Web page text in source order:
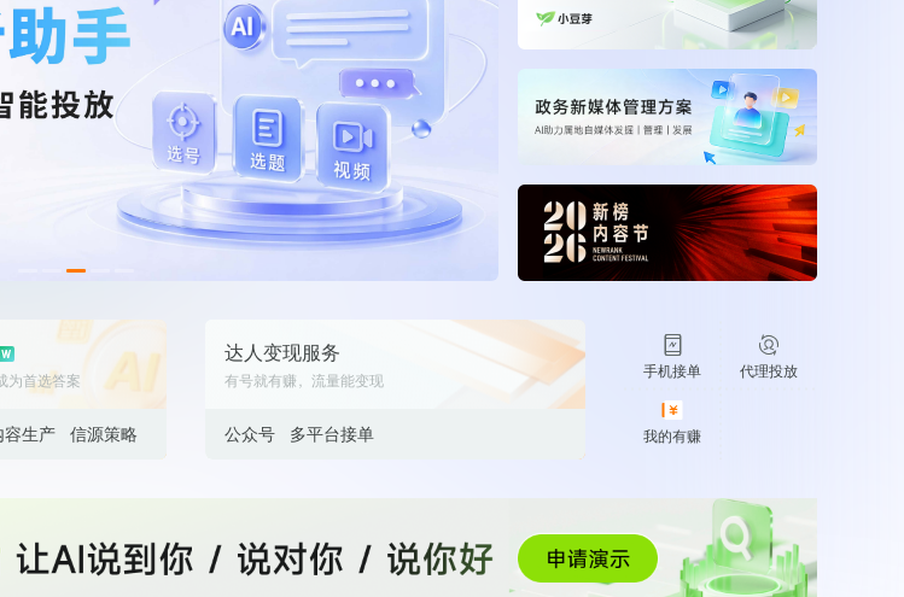
数据生态报告
《内容生态数据报告暨2024展望》
上海市第五届十佳创业新秀
北京市文化创意创新创业大赛100强企业
北京市最具投资价值文化创意企业50强
全国内容科技创新创业大赛一等奖
中国广告新媒体贡献年度大奖
奖
第六届中国国际进口博览会溢出效应论
坛“展品变商品”TOP30服务平台
巨量星图最佳合作服务商
巨量星图极致贡献合作伙伴
服务行业
1万+
服务客户
近80亿
营业额
湖北微信影响力排行榜
中国体育微信影响力排行榜
中国高校微信影响力排行榜
字大屏、咨询报告、定制API等
为首选答案
容生产 信源策略
达人变现服务
有号就有赚，流量能变现
公众号 多平台接单
手机接单 代理投放
我的有赚